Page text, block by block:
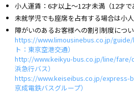
小人運賃：6才以上～12才未満（12才で
未就学児でも座席を占有する場合は小
障がいのあるお客様への割引制度につ
https://www.limousinebus.co.jp/
ト：東京空港交通）
http://www.keikyu-bus.co.jp/line/fare/
浜急行バス）
https://www.keiseibus.co.jp/express-
京成電鉄バスグループ）